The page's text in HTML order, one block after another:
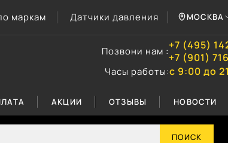
маркам Датчики давления МОСКВА
Позвони нам :+7 (495)
+7 (901)
Часы работы:с 9:00 до
АКЦИИ ОТЗЫВЫ НОВОСТИ
ПОИСК